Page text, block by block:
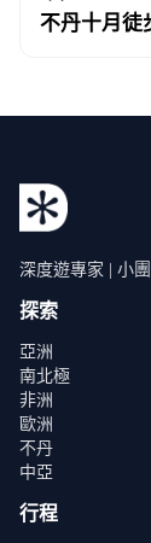
不丹十月徒
深度遊專家 | 小
探索
亞洲
南北極
非洲
歐洲
不丹
中亞
行程